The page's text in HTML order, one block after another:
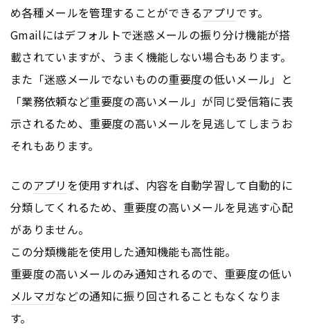
め各種メールを管理することができるアプリです。
Gmailにはデフォルトで迷惑メールの振り分け機能が搭
載されていますが、うまく機能しない場合もあります。
また「迷惑メールでないものの重要度の低いメール」と
「業務依頼など重要度の高いメール」が同じ受信箱に表
示されるため、重要度の高いメールを見逃してしまうお
それもあります。
このアプリ を使用すれば、内容を自動学習して自動的に
分類してくれるため、重要度の高いメールを見逃す心配
がありません。
この分類機能を使用した通知機能も高性能。
重要度の高いメールのみ通知されるので、重要度の低い
メルマガなどの通知に振り回されることもなくなりま
す。